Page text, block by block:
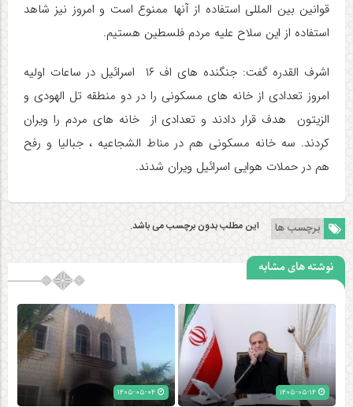
قوانین بین المللی استفاده از آنها ممنوع است و امروز نیز شاهد
استفاده از این سلاح علیه مردم فلسطین هستیم.
اشرف القدره گفت: جنگنده های اف ۱۶ اسرائیل در ساعات اولیه
امروز تعدادی از خانه های مسکونی را در دو منطقه تل الهودی و
الزیتون هدف قرار دادند و تعدادی از خانه های مردم را ویران
کردند. سه خانه مسکونی هم در مناط الشجاعیه ، جبالیا و رفح
هم در حملات هوایی اسرائیل ویران شدند.
برچسب ها این مطلب بدون برچسب می باشد.
نوشته های مشابه
۱۴۰۵-۰۵-۱۴